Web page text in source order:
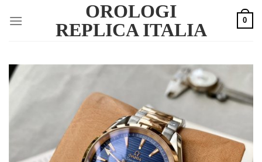
OROLOGI
REPLICA ITALIA
0